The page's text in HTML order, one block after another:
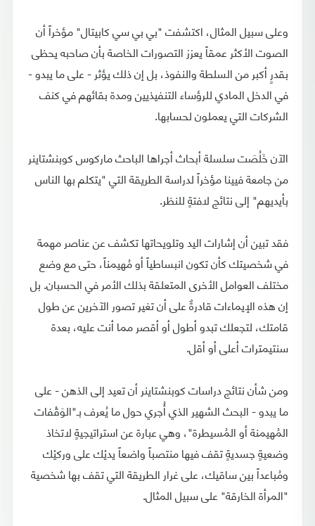
وعلى سبيل المثال، اكتشفت "بي بي سي كابيتال" مؤخراً أن
الصوت الأكثر عمقاً يعزز التصورات الخاصة بأن صاحبه يحظى
بقدرٍ أكبر من السلطة والنفوذ، بل إن ذلك يؤثر - على ما يبدو -
في الدخل المادي للرؤساء التنفيذيين ومدة بقائهم في كنف
الشركات التي يعملون لحسابها.
الآن خَلُصَت سلسلة أبحاث أجراها الباحث ماركوس كوبنشتاينر
من جامعة فيينا مؤخراً لدراسة الطريقة التي "يتكلم بها الناس
بأيديهم" إلى نتائج لافتةٍ للنظر.
فقد تبين أن إشارات اليد وتلويحاتها تكشف عن عناصر مهمة
في شخصيتك كأن تكون انبساطياً أو مُهيمناً، حتى مع وضع
مختلف العوامل الأخرى المتعلقة بذلك الأمر في الحسبان. بل
إن هذه الإيماءات قادرةٌ على أن تغير تصور الآخرين عن طول
قامتك، لتجعلك تبدو أطول أو أقصر مما أنت عليه، بعدة
سنتيمترات أعلى أو أقل.
ومن شأن نتائج دراسات كوبنشتاينر أن تعيد إلى الذهن - على
ما يبدو - البحث الشهير الذي أُجري حول ما يُعرف بـ"الوَقْفات
المُهيمنة أو المُسيطرة"، وهي عبارة عن استراتيجيةٍ لاتخاذ
وضعيةٍ جسديةٍ تقف فيها منتصباً واضعاً يديْك على وركيْك
ومُباعداً بين ساقيك، على غرار الطريقة التي تقف بها شخصية
"المرأة الخارقة" على سبيل المثال.